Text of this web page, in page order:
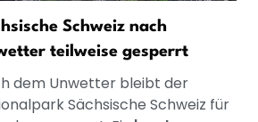
Schweiz nach
teilweise gesperrt
dem Unwetter bleibt der
Sächsische Schweiz für